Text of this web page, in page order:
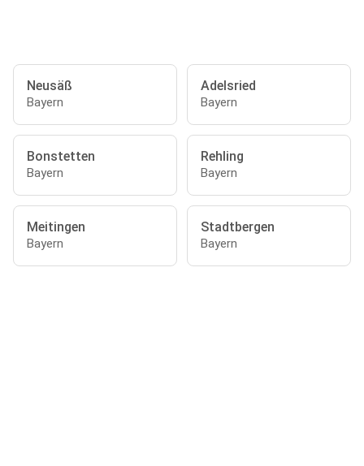
Neusäß
Bayern
Adelsried
Bayern
Bonstetten
Bayern
Rehling
Bayern
Meitingen
Bayern
Stadtbergen
Bayern